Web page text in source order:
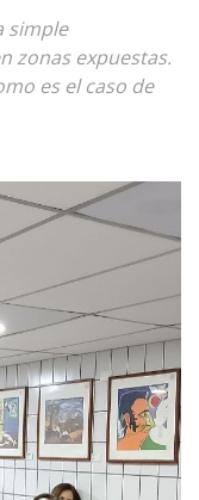
simple
zonas expuestas.
es el caso de